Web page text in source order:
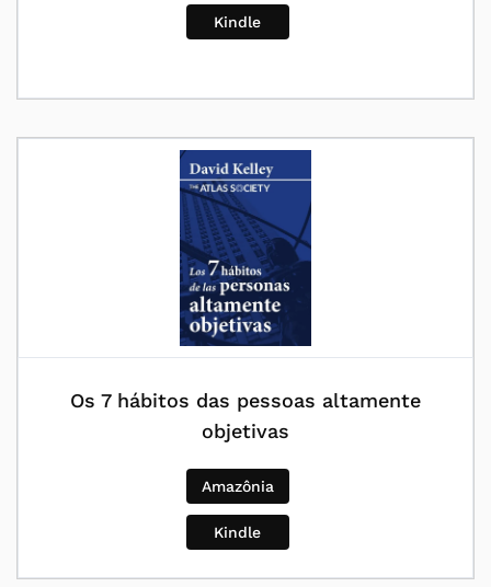
Kindle
Os 7 hábitos das pessoas altamente
objetivas
Amazônia
Kindle